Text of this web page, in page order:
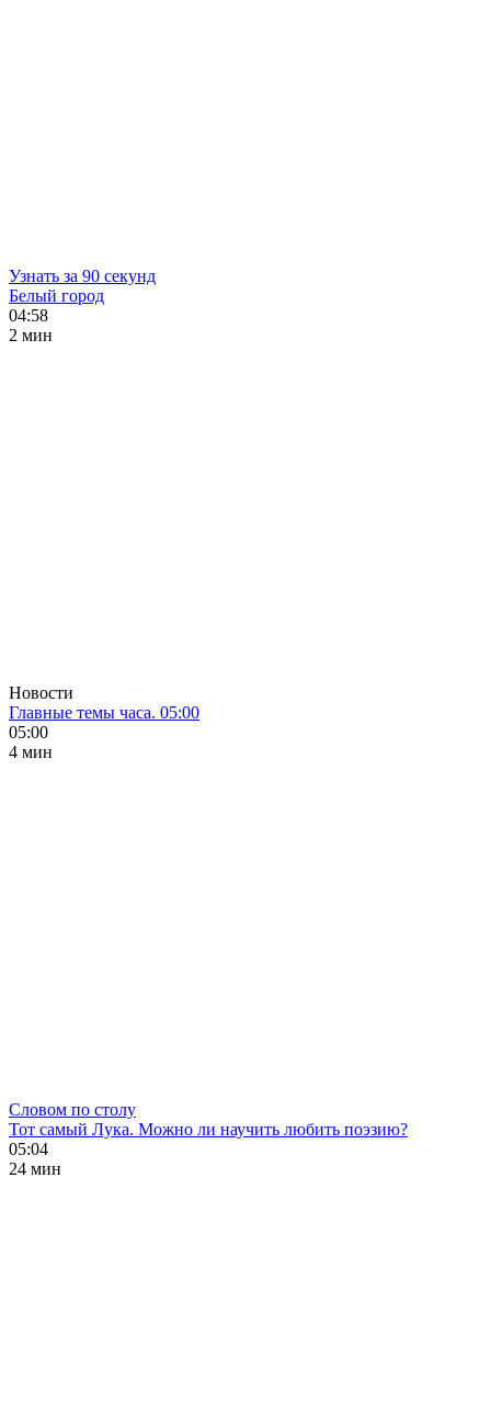
Узнать за 90 секунд
Белый город
04:58
2 мин
Новости
Главные темы часа. 05:00
05:00
4 мин
Словом по столу
Тот самый Лука. Можно ли научить любить поэзию?
05:04
24 мин